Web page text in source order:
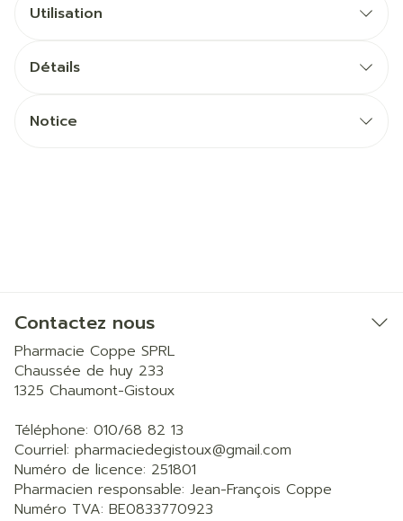
Utilisation
Détails
Notice
Contactez nous
Pharmacie Coppe SPRL
Chaussée de huy 233
1325 Chaumont-Gistoux
Téléphone: 010/68 82 13
Courriel: pharmaciedegistoux@gmail.com
Numéro de licence: 251801
Pharmacien responsable: Jean-François Coppe
Numéro TVA: BE0833770923